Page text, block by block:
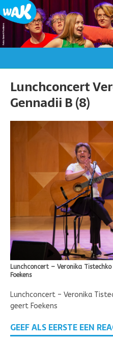
Lunchconcert
Gennadii B (8)
Lunchconcert – Veronika
Foekens
Lunchconcert – Veronika
geert Foekens
GEEF ALS EERSTE EEN